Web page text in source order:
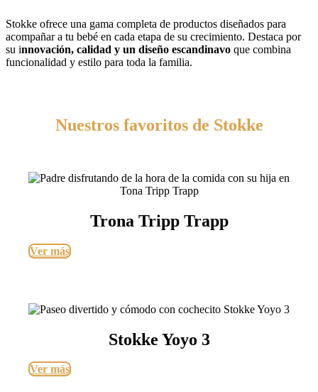
Stokke ofrece una gama completa de productos diseñados para
acompañar a tu bebé en cada etapa de su crecimiento. Destaca por
su innovación, calidad y un diseño escandinavo que combina
funcionalidad y estilo para toda la familia.
Nuestros favoritos de Stokke
Trona Tripp Trapp
Ver más
Stokke Yoyo 3
Ver más